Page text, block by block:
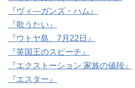
『ヴィ―ガンズ・ハム』
『歌うたい』
『ウトヤ島、7月22日』
『英国王のスピーチ』
『エクストーション 家族の値段』
『エスター』